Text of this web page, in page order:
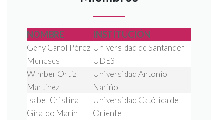
NOMBRE INSTITUCIÓN
Geny Carol Pérez
Meneses
Universidad de Santander –
UDES
Wimber Ortíz
Martínez
Universidad Antonio
Nariño
Isabel Cristina
Giraldo Marín
Universidad Católica del
Oriente